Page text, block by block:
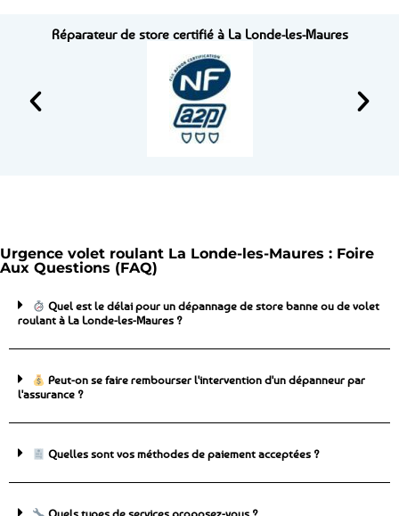
Réparateur de store certifié à La Londe-les-Maures
Urgence volet roulant La Londe-les-Maures : Foire
Aux Questions (FAQ)
Quel est le délai pour un dépannage de store banne ou de volet
roulant à La Londe-les-Maures ?
Peut-on se faire rembourser l'intervention d'un dépanneur par
l'assurance ?
Quelles sont vos méthodes de paiement acceptées ?